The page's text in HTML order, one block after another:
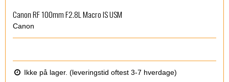
Canon RF 100mm F2.8L Macro IS USM
Canon
Ikke på lager. (leveringstid oftest 3-7 hverdage)